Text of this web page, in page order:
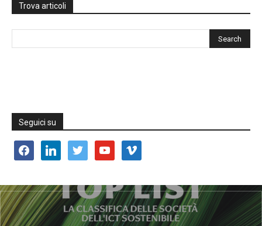
Trova articoli
Seguici su
facebooklinkedin twitter youtube vimeo